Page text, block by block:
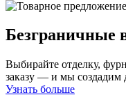
Безграничные
Выбирайте отделку,
заказу — и мы создадим
Узнать больше